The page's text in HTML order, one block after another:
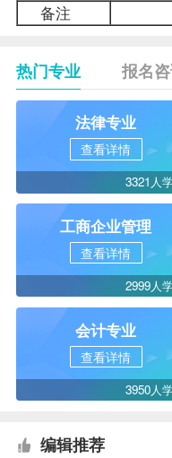
备注
热门专业 报名
法律专业
查看详情
3321人
工商企业管理
查看详情
2999人
会计专业
查看详情
3950人
编辑推荐